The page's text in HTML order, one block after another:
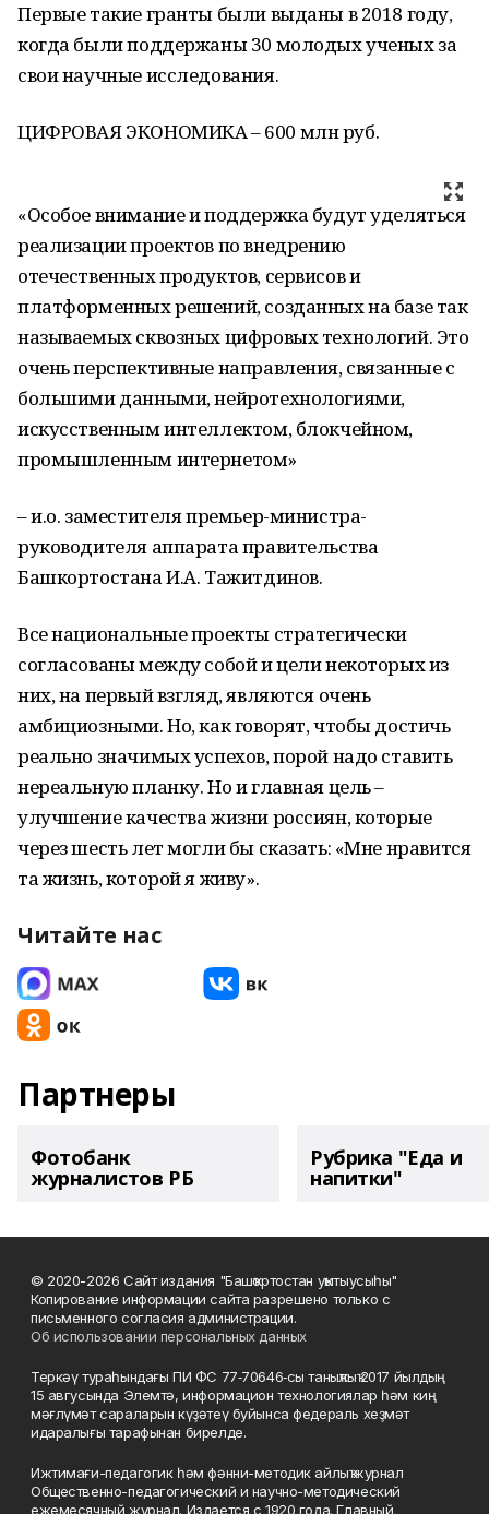
Первые такие гранты были выданы в 2018 году,
когда были поддержаны 30 молодых ученых за
свои научные исследования.
ЦИФРОВАЯ ЭКОНОМИКА – 600 млн руб.
«Особое внимание и поддержка будут уделяться
реализации проектов по внедрению
отечественных продуктов, сервисов и
платформенных решений, созданных на базе так
называемых сквозных цифровых технологий. Это
очень перспективные направления, связанные с
большими данными, нейротехнологиями,
искусственным интеллектом, блокчейном,
промышленным интернетом»
– и.о. заместителя премьер-министра-
руководителя аппарата правительства
Башкортостана И.А. Тажитдинов.
Все национальные проекты стратегически
согласованы между собой и цели некоторых из
них, на первый взгляд, являются очень
амбициозными. Но, как говорят, чтобы достичь
реально значимых успехов, порой надо ставить
нереальную планку. Но и главная цель –
улучшение качества жизни россиян, которые
через шесть лет могли бы сказать: «Мне нравится
та жизнь, которой я живу».
Читайте нас
Партнеры
Фотобанк
журналистов РБ
Рубрика "Еда и
напитки"
© 2020-2026 Сайт издания "Башҡортостан уҡытыусыһы"
Копирование информации сайта разрешено только с
письменного согласия администрации.
Об использовании персональных данных
Теркәү тураһындағы ПИ ФС 77‑70646‑сы таныҡлыҡ 2017 йылдың
15 авгусында Элемтә, информацион технологиялар һәм киң
мәғлүмәт сараларын күҙәтеү буйынса федераль хеҙмәт
идаралығы тарафынан бирелде.
Ижтимағи-педагогик һәм фәнни-методик айлыҡ журнал
Общественно-педагогический и научно-методический
ежемесячный журнал. Издается с 1920 года. Главный